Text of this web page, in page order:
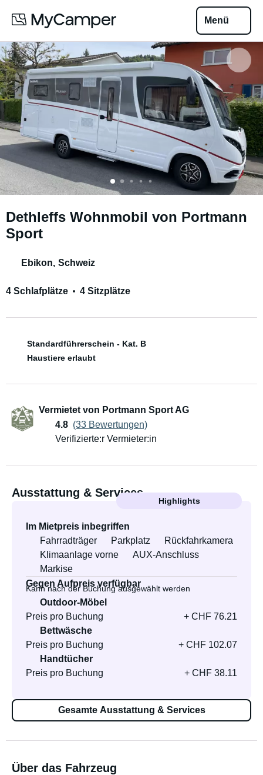
Menü
Dethleffs Wohnmobil von Portmann
Sport
Ebikon, Schweiz
4 Schlafplätze 4 Sitzplätze
Standardführerschein - Kat. B
Haustiere erlaubt
Vermietet von Portmann Sport AG
4.8 (33 Bewertungen)
Verifizierte:r Vermieter:in
Ausstattung & Services
Highlights
Im Mietpreis inbegriffen
Fahrradträger
Parkplatz
Rückfahrkamera
Klimaanlage vorne
AUX-Anschluss
Markise
Gegen Aufpreis verfügbar
Kann nach der Buchung ausgewählt werden
Outdoor-Möbel
Preis pro Buchung
+ CHF 76.21
Bettwäsche
Preis pro Buchung
+ CHF 102.07
Handtücher
Preis pro Buchung
+ CHF 38.11
Gesamte Ausstattung & Services
Über das Fahrzeug